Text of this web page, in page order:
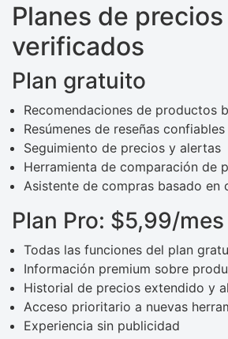
Planes de
verificados
Plan gratuito
Recomendaciones de productos
Resúmenes de reseñas confiables
Seguimiento de precios y alertas
Herramienta de comparación de
Asistente de compras basado en
Plan Pro: $5,99/mes
Todas las funciones del plan
Información premium sobre
Historial de precios extendido y
Acceso prioritario a nuevas
Experiencia sin publicidad